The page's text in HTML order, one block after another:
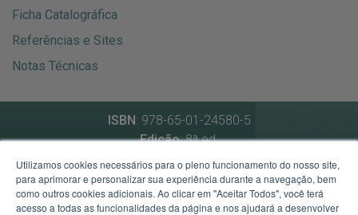
Ficha Catalográfica
Referências e Sites
Notas Técnicas
ISBN: 978-65-01-24580-5
Edição: 8ª ed.
Data de atualização
: novembro de 2024
Secretaria de Planejamento, Governança e Gestão
Utilizamos cookies necessários para o pleno funcionamento do nosso site,
para aprimorar e personalizar sua experiência durante a navegação, bem
como outros cookies adicionais. Ao clicar em "Aceitar Todos", você terá
acesso a todas as funcionalidades da página e nos ajudará a desenvolver